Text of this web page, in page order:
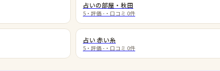
占いの部屋・秋田
5 ・評価 - ・口コミ 0件
占い 赤い糸
5 ・評価 - ・口コミ 0件